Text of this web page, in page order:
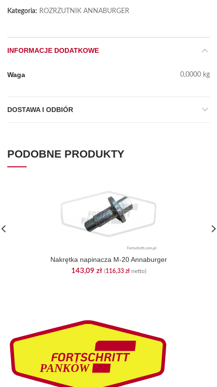
Kategoria: ROZRZUTNIK ANNABURGER
INFORMACJE DODATKOWE
Waga 0,0000 kg
DOSTAWA I ODBIÓR
PODOBNE PRODUKTY
Nakrętka napinacza M-20 Annaburger
143,09 zł (116,33 złnetto)